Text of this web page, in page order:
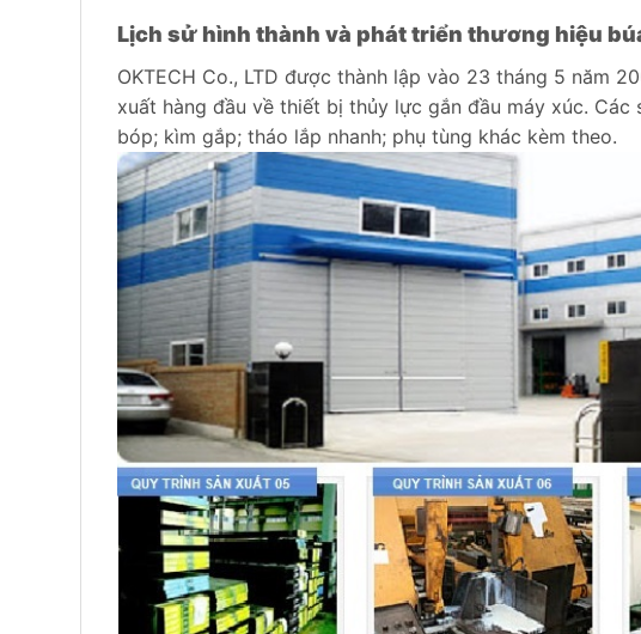
Lịch sử hình thành và phát triển thương hiệu
OKTECH Co., LTD được thành lập vào 23 tháng 5 năm
xuất hàng đầu về thiết bị thủy lực gắn đầu máy xúc. Các
bóp; kìm gắp; tháo lắp nhanh; phụ tùng khác kèm theo.